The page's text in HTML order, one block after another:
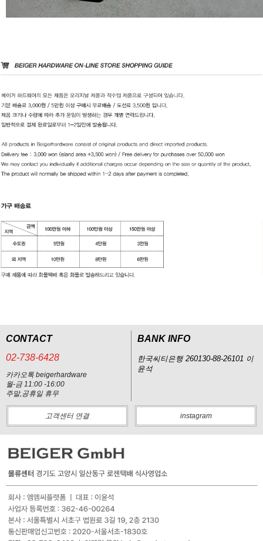
CONTACT
02-738-6428
카카오톡 beigerhardware
월-금 11:00 -16:00
주말,공휴일 휴무
BANK INFO
한국씨티은행 260130-88-26101 이
윤석
고객센터 연결 instagram